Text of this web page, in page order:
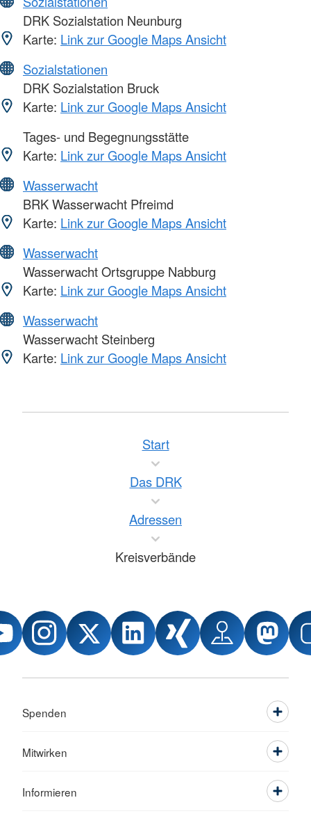
DRK Sozialstation Neunburg
Karte: Link zur Google Maps Ansicht
Sozialstationen
DRK Sozialstation Bruck
Karte: Link zur Google Maps Ansicht
Tages- und Begegnungsstätte
Karte: Link zur Google Maps Ansicht
Wasserwacht
BRK Wasserwacht Pfreimd
Karte: Link zur Google Maps Ansicht
Wasserwacht
Wasserwacht Ortsgruppe Nabburg
Karte: Link zur Google Maps Ansicht
Wasserwacht
Wasserwacht Steinberg
Karte: Link zur Google Maps Ansicht
Start
Das DRK
Adressen
Kreisverbände
Spenden
Mitwirken
Informieren